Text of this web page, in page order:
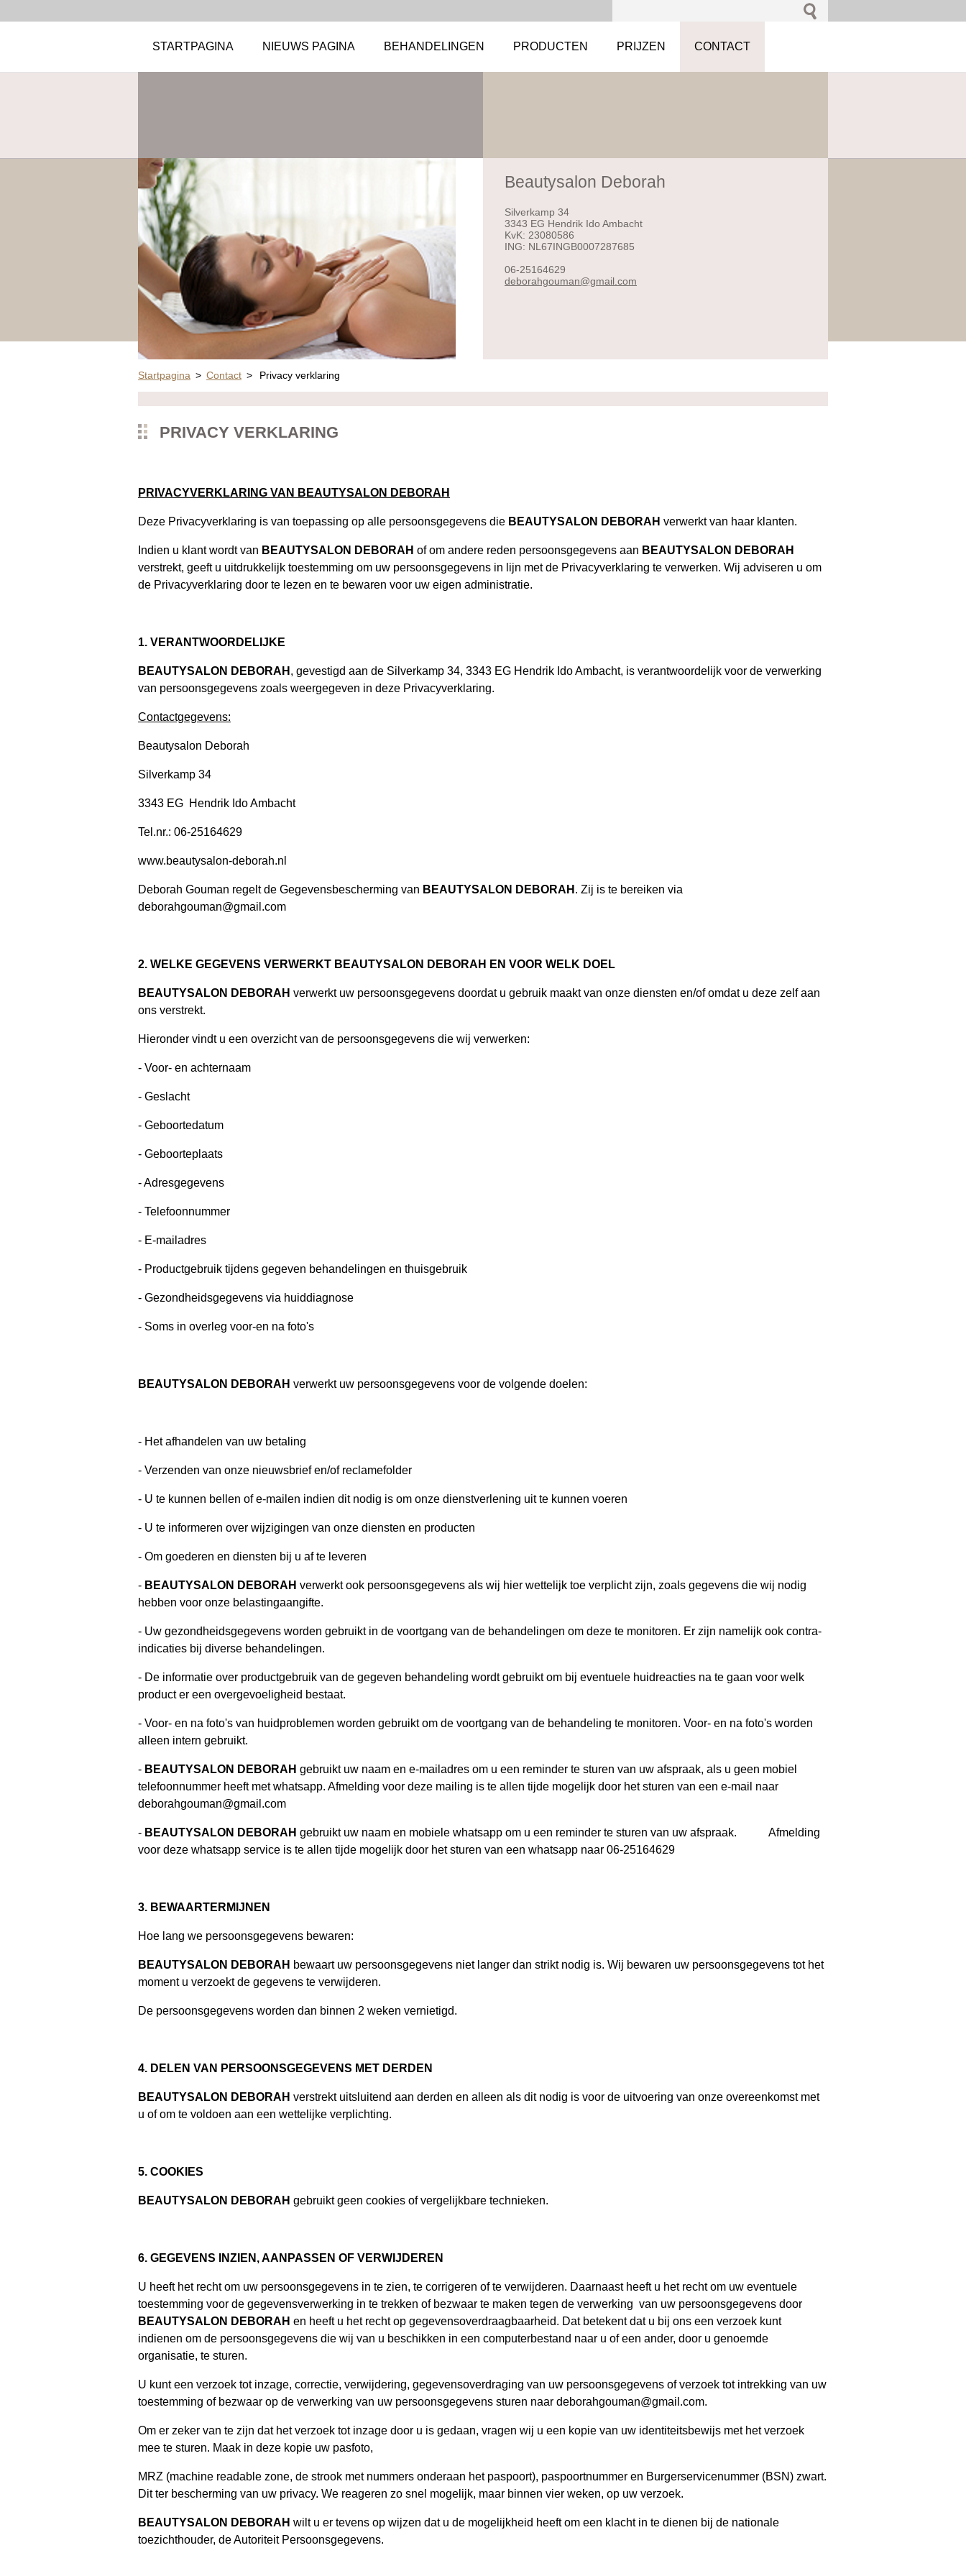
STARTPAGINA NIEUWS PAGINA BEHANDELINGEN PRODUCTEN PRIJZEN CONTACT
Beautysalon Deborah
Silverkamp 34
3343 EG Hendrik Ido Ambacht
KvK: 23080586
ING: NL67INGB0007287685
06-25164629
deborahgouman@gmail.com
Startpagina > Contact > Privacy verklaring
PRIVACY VERKLARING
PRIVACYVERKLARING VAN BEAUTYSALON DEBORAH
Deze Privacyverklaring is van toepassing op alle persoonsgegevens die BEAUTYSALON DEBORAH verwerkt van haar klanten.
Indien u klant wordt van BEAUTYSALON DEBORAH of om andere reden persoonsgegevens aan BEAUTYSALON DEBORAH
verstrekt, geeft u uitdrukkelijk toestemming om uw persoonsgegevens in lijn met de Privacyverklaring te verwerken. Wij adviseren u om
de Privacyverklaring door te lezen en te bewaren voor uw eigen administratie.
1. VERANTWOORDELIJKE
BEAUTYSALON DEBORAH , gevestigd aan de Silverkamp 34, 3343 EG Hendrik Ido Ambacht, is verantwoordelijk voor de verwerking
van persoonsgegevens zoals weergegeven in deze Privacyverklaring.
Contactgegevens:
Beautysalon Deborah
Silverkamp 34
3343 EG Hendrik Ido Ambacht
Tel.nr.: 06-25164629
www.beautysalon-deborah.nl
Deborah Gouman regelt de Gegevensbescherming van BEAUTYSALON DEBORAH . Zij is te bereiken via
deborahgouman@gmail.com
2. WELKE GEGEVENS VERWERKT BEAUTYSALON DEBORAH EN VOOR WELK DOEL
BEAUTYSALON DEBORAH verwerkt uw persoonsgegevens doordat u gebruik maakt van onze diensten en/of omdat u deze zelf aan
ons verstrekt.
Hieronder vindt u een overzicht van de persoonsgegevens die wij verwerken:
- Voor- en achternaam
- Geslacht
- Geboortedatum
- Geboorteplaats
- Adresgegevens
- Telefoonnummer
- E-mailadres
- Productgebruik tijdens gegeven behandelingen en thuisgebruik
- Gezondheidsgegevens via huiddiagnose
- Soms in overleg voor-en na foto's
BEAUTYSALON DEBORAH verwerkt uw persoonsgegevens voor de volgende doelen:
- Het afhandelen van uw betaling
- Verzenden van onze nieuwsbrief en/of reclamefolder
- U te kunnen bellen of e-mailen indien dit nodig is om onze dienstverlening uit te kunnen voeren
- U te informeren over wijzigingen van onze diensten en producten
- Om goederen en diensten bij u af te leveren
- BEAUTYSALON DEBORAH verwerkt ook persoonsgegevens als wij hier wettelijk toe verplicht zijn, zoals gegevens die wij nodig
hebben voor onze belastingaangifte.
- Uw gezondheidsgegevens worden gebruikt in de voortgang van de behandelingen om deze te monitoren. Er zijn namelijk ook contra-
indicaties bij diverse behandelingen.
- De informatie over productgebruik van de gegeven behandeling wordt gebruikt om bij eventuele huidreacties na te gaan voor welk
product er een overgevoeligheid bestaat.
- Voor- en na foto's van huidproblemen worden gebruikt om de voortgang van de behandeling te monitoren. Voor- en na foto's worden
alleen intern gebruikt.
- BEAUTYSALON DEBORAH gebruikt uw naam en e-mailadres om u een reminder te sturen van uw afspraak, als u geen mobiel
telefoonnummer heeft met whatsapp. Afmelding voor deze mailing is te allen tijde mogelijk door het sturen van een e-mail naar
deborahgouman@gmail.com
- BEAUTYSALON DEBORAH gebruikt uw naam en mobiele whatsapp om u een reminder te sturen van uw afspraak. Afmelding
voor deze whatsapp service is te allen tijde mogelijk door het sturen van een whatsapp naar 06-25164629
3. BEWAARTERMIJNEN
Hoe lang we persoonsgegevens bewaren:
BEAUTYSALON DEBORAH bewaart uw persoonsgegevens niet langer dan strikt nodig is. Wij bewaren uw persoonsgegevens tot het
moment u verzoekt de gegevens te verwijderen.
De persoonsgegevens worden dan binnen 2 weken vernietigd.
4. DELEN VAN PERSOONSGEGEVENS MET DERDEN
BEAUTYSALON DEBORAH verstrekt uitsluitend aan derden en alleen als dit nodig is voor de uitvoering van onze overeenkomst met
u of om te voldoen aan een wettelijke verplichting.
5. COOKIES
BEAUTYSALON DEBORAH gebruikt geen cookies of vergelijkbare technieken.
6. GEGEVENS INZIEN, AANPASSEN OF VERWIJDEREN
U heeft het recht om uw persoonsgegevens in te zien, te corrigeren of te verwijderen. Daarnaast heeft u het recht om uw eventuele
toestemming voor de gegevensverwerking in te trekken of bezwaar te maken tegen de verwerking van uw persoonsgegevens door
BEAUTYSALON DEBORAH en heeft u het recht op gegevensoverdraagbaarheid. Dat betekent dat u bij ons een verzoek kunt
indienen om de persoonsgegevens die wij van u beschikken in een computerbestand naar u of een ander, door u genoemde
organisatie, te sturen.
U kunt een verzoek tot inzage, correctie, verwijdering, gegevensoverdraging van uw persoonsgegevens of verzoek tot intrekking van uw
toestemming of bezwaar op de verwerking van uw persoonsgegevens sturen naar deborahgouman@gmail.com.
Om er zeker van te zijn dat het verzoek tot inzage door u is gedaan, vragen wij u een kopie van uw identiteitsbewijs met het verzoek
mee te sturen. Maak in deze kopie uw pasfoto,
MRZ (machine readable zone, de strook met nummers onderaan het paspoort), paspoortnummer en Burgerservicenummer (BSN) zwart.
Dit ter bescherming van uw privacy. We reageren zo snel mogelijk, maar binnen vier weken, op uw verzoek.
BEAUTYSALON DEBORAH wilt u er tevens op wijzen dat u de mogelijkheid heeft om een klacht in te dienen bij de nationale
toezichthouder, de Autoriteit Persoonsgegevens.